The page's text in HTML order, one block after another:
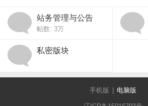
站务管理与公告
帖数: 3万
私密版块
手机版 电脑版